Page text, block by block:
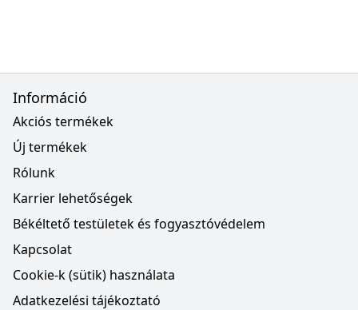
Információ
Akciós termékek
Új termékek
Rólunk
Karrier lehetőségek
Békéltető testületek és fogyasztóvédelem
Kapcsolat
Cookie-k (sütik) használata
Adatkezelési tájékoztató